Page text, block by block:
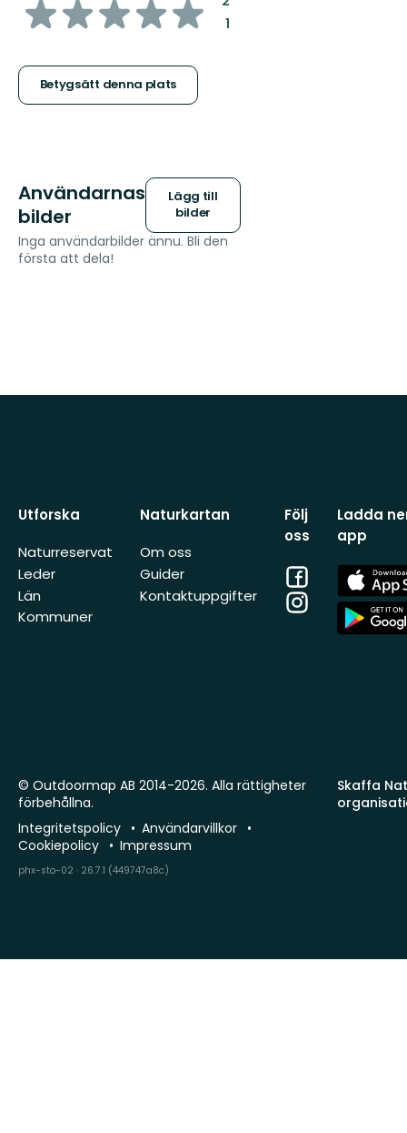
av
stjärnor
Betygsätt denna plats
1:
Användarnas
bilder
Lägg till
bilder
Inga användarbilder ännu. Bli den
första att dela!
Utforska
Naturreservat
Leder
Län
Kommuner
Naturkartan
Om oss
Guider
Kontaktuppgifter
Följ
oss
Facebook
Instagram
Ladda
app
App
Store
App
Store
Skaffa
© Outdoormap AB 2014-2026. Alla rättigheter
förbehållna.
Integritetspolicy
Användarvillkor
Cookiepolicy
Impressum
phx-sto-02 · 26.7.1 (449747a8c)